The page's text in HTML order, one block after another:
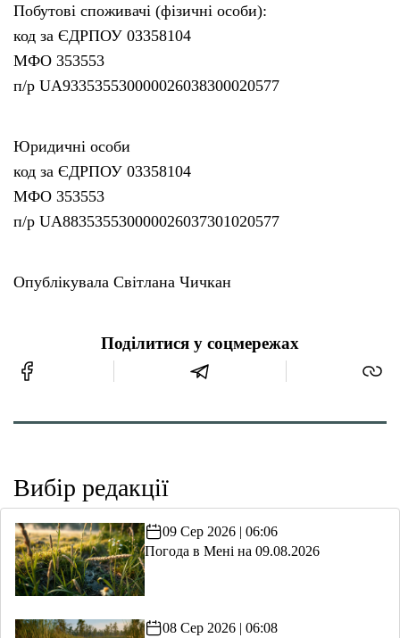
Побутові споживачі (фізичні особи):
код за ЄДРПОУ 03358104
МФО 353553
п/р UA933535530000026038300020577
Юридичні особи
код за ЄДРПОУ 03358104
МФО 353553
п/р UA883535530000026037301020577
Опублікувала Світлана Чичкан
Поділитися у соцмережах
Вибір редакції
09 Сер 2026 | 06:06
Погода в Мені на 09.08.2026
08 Сер 2026 | 06:08